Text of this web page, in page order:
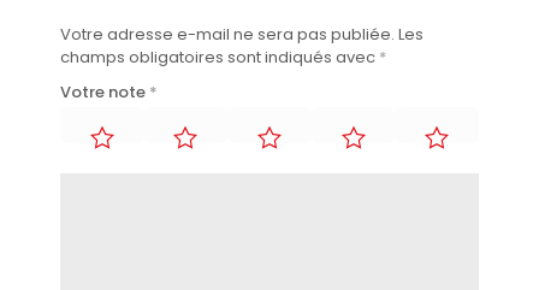
Votre adresse e-mail ne sera pas publiée. Les
champs obligatoires sont indiqués avec *
Votre note *